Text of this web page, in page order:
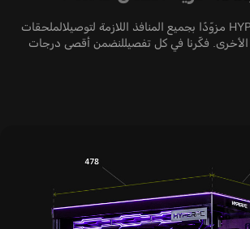
الملحقات
فكّرنا في كل تفصيللنضمن أقصى درجات